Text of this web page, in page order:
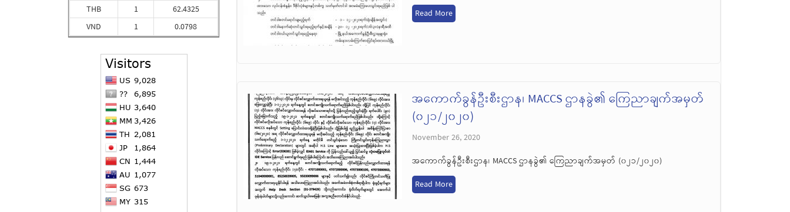
THB
VND
1
1
62.4325
0.0798
Read More
အကောက်ခွန်ဦးစီးဌာန၊ MACCS ဌာနခွဲ၏ ကြေညာချက်အမှတ်
(၀၂၁/၂၀၂၀)
November 26, 2020
အကောက်ခွန်ဦးစီးဌာန၊ MACCS ဌာနခွဲ၏ ကြေညာချက်အမှတ် (၀၂၁/၂၀၂၀)
Read More